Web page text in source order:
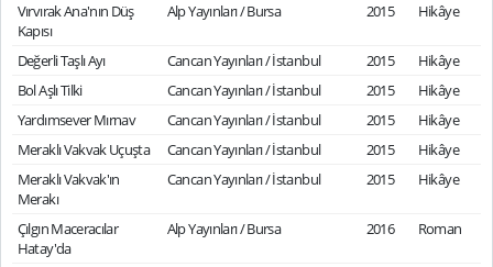
Vırvırak Ana'nın Düş
Kapısı
Alp Yayınları / Bursa 2015 Hikâye
Değerli Taşlı Ayı Cancan Yayınları / İstanbul 2015
Hikâye
Bol Aşlı Tilki
Cancan Yayınları / İstanbul 2015
Hikâye
Yardımsever Mırnav
Cancan Yayınları / İstanbul 2015
Hikâye
Meraklı Vakvak Uçuşta
Cancan Yayınları / İstanbul 2015
Hikâye
Meraklı Vakvak'ın
Merakı
Cancan Yayınları / İstanbul 2015 Hikâye
Çılgın Maceracılar
Hatay'da
Alp Yayınları / Bursa 2016 Roman